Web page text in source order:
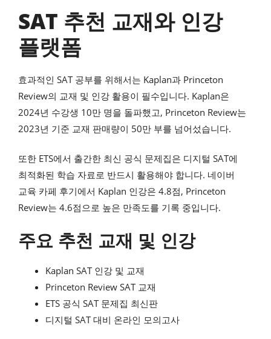
SAT 추천 교재와 인강
플랫폼
효과적인 SAT 공부를 위해서는 Kaplan과 Princeton
Review의 교재 및 인강 활용이 필수입니다. Kaplan은
2024년 수강생 10만 명을 돌파했고, Princeton Review는
2023년 기준 교재 판매량이 50만 부를 넘어섰습니다.
또한 ETS에서 출간한 최신 공식 문제집은 디지털 SAT에
최적화된 학습 자료로 반드시 활용해야 합니다. 네이버
교육 카페 후기에서 Kaplan 인강은 4.8점, Princeton
Review는 4.6점으로 높은 만족도를 기록 중입니다.
주요 추천 교재 및 인강
Kaplan SAT 인강 및 교재
Princeton Review SAT 교재
ETS 공식 SAT 문제집 최신판
디지털 SAT 대비 온라인 모의고사